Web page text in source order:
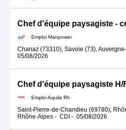
Emploi Manpower
Chanaz (73310), Savoie (73),
05/08/2026
Chef d'équipe paysagiste H/
Emploi Aquila Rh
Saint-Pierre-de-Chandieu (69780),
Rhône-Alpes - CDI - 05/08/2026